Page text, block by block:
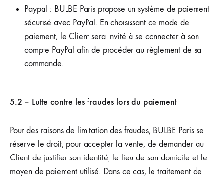
Paypal : BULBE Paris propose un système de paiement
sécurisé avec PayPal. En choisissant ce mode de
paiement, le Client sera invité à se connecter à son
compte PayPal afin de procéder au règlement de sa
commande.
5.2 – Lutte contre les fraudes lors du paiement
Pour des raisons de limitation des fraudes, BULBE Paris se
réserve le droit, pour accepter la vente, de demander au
Client de justifier son identité, le lieu de son domicile et le
moyen de paiement utilisé. Dans ce cas, le traitement de